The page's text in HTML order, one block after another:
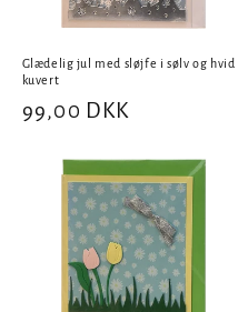
Glædelig jul med sløjfe i sølv og hvid
kuvert
Normalpris
99,00 DKK